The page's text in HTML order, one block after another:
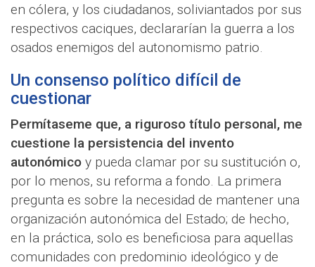
en cólera, y los ciudadanos, soliviantados por sus
respectivos caciques, declararían la guerra a los
osados enemigos del autonomismo patrio.
Un consenso político difícil de
cuestionar
Permítaseme que, a riguroso título personal, me
cuestione la persistencia del invento
autonómico y pueda clamar por su sustitución o,
por lo menos, su reforma a fondo. La primera
pregunta es sobre la necesidad de mantener una
organización autonómica del Estado; de hecho,
en la práctica, solo es beneficiosa para aquellas
comunidades con predominio ideológico y de